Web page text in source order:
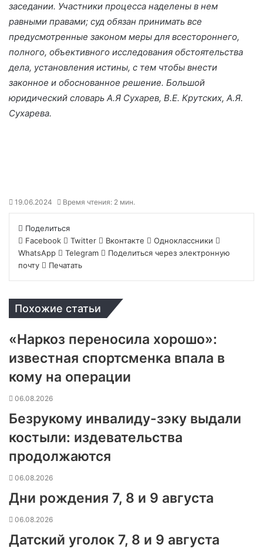
заседании. Участники процесса наделены в нем
равными правами; суд обязан принимать все
предусмотренные законом меры для всестороннего,
полного, объективного исследования обстоятельства
дела, установления истины, с тем чтобы внести
законное и обоснованное решение. Большой
юридический словарь А.Я Сухарев, В.Е. Крутских, А.Я.
Сухарева.
19.06.2024 Время чтения: 2 мин.
Поделиться
Facebook
Twitter Вконтакте
Одноклассники
WhatsApp
Telegram
Поделиться через электронную
почту
Печатать
Похожие статьи
«Наркоз переносила хорошо»:
известная спортсменка впала в
кому на операции
06.08.2026
Безрукому инвалиду-зэку выдали
костыли: издевательства
продолжаются
06.08.2026
Дни рождения 7, 8 и 9 августа
06.08.2026
Датский уголок 7, 8 и 9 августа